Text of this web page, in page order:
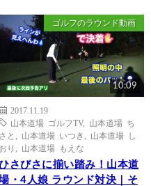
ゴルフのラウンド動画
10:09
2017.11.19
山本道場 ゴルフTV, 山本道場 ち
さと
山本道場 いつき
山本道場 し
おり
山本道場 もえな
さびさに揃い踏み！山本道
・4人娘 ラウンド対決｜そ